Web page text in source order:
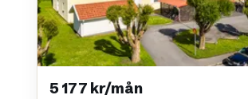
5 177 kr/mån